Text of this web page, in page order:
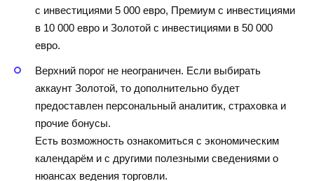
с инвестициями 5 000 евро, Премиум с инвестициями
в 10 000 евро и Золотой с инвестициями в 50 000
евро.
Верхний порог не неограничен. Если выбирать
аккаунт Золотой, то дополнительно будет
предоставлен персональный аналитик, страховка и
прочие бонусы.
Есть возможность ознакомиться с экономическим
календарём и с другими полезными сведениями о
нюансах ведения торговли.